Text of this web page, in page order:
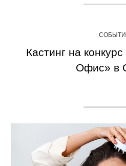
Кастинг на
Офис» в